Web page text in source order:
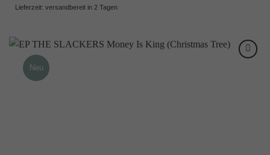
Lieferzeit: versandbereit in 2 Tagen
Neu